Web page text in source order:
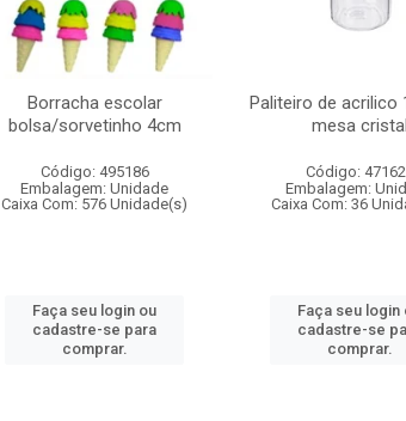
Borracha escolar
bolsa/sorvetinho 4cm
Código: 495186
Embalagem: Unidade
Caixa Com: 576 Unidade(s)
Faça seu login ou
cadastre-se para
comprar.
Paliteiro de acrilico
mesa cristal
Código:
Embalagem:
Caixa Com: 36
Faça seu login
cadastre-se
comprar.